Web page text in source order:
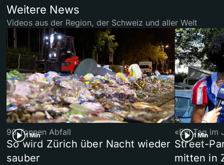
Weitere News
Videos aus der Region, der Schweiz und aller Welt
1 Min
90 Tonnen Abfall
So wird Zürich über Nacht wieder
sauber
1 Min
«Ein Tag im
Street-
mitten in